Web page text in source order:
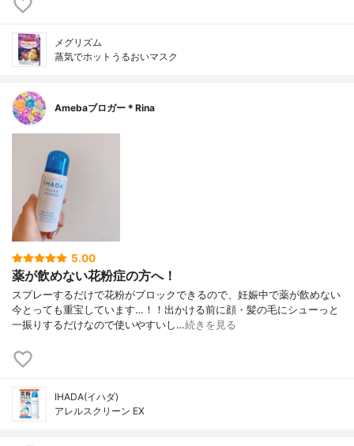
メグリズム
蒸気でホットうるおいマスク
Amebaブロガー＊Rina
5.00
薬が飲めない花粉症の方へ！
スプレーするだけで花粉がブロックできるので、妊娠中で薬が飲めない
今とっても重宝しています…！！出かける前に顔・髪の毛にシューっと
一振りするだけなので使いやすいし…続きを見る
IHADA(イハダ)
アレルスクリーン EX